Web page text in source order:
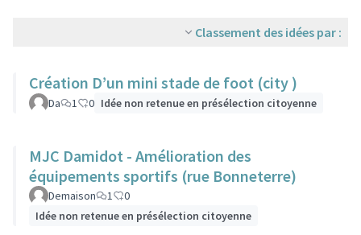
Classement des idées par :
Création D’un mini stade de foot (city )
Da 1 0 Idée non retenue en présélection citoyenne
MJC Damidot - Amélioration des
équipements sportifs (rue Bonneterre)
Demaison 1
0
Idée non retenue en présélection citoyenne